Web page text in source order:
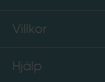
Villkor
Hjälp